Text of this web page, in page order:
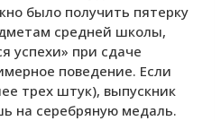
было получить пятерку
средней школы,
успехи» при сдаче
поведение. Если
трех штук), выпускник
на серебряную медаль.